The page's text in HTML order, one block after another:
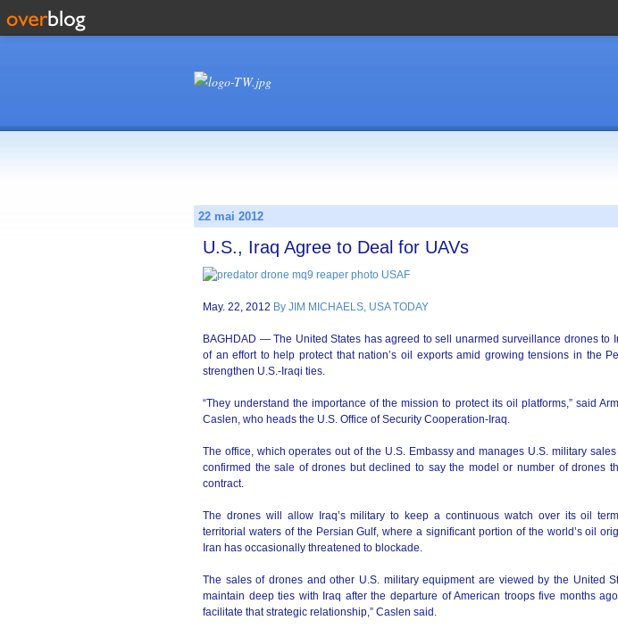
22 mai 2012
U.S., Iraq Agree to Deal for UAVs
May. 22, 2012 By JIM MICHAELS, USA TODAY
BAGHDAD — The United States has agreed to sell unarmed surveillance drones to
of an effort to help protect that nation’s oil exports amid growing tensions in the
strengthen U.S.-Iraqi ties.
“They understand the importance of the mission to protect its oil platforms,” said
Caslen, who heads the U.S. Office of Security Cooperation-Iraq.
The office, which operates out of the U.S. Embassy and manages U.S. military
confirmed the sale of drones but declined to say the model or number of drones
contract.
The drones will allow Iraq’s military to keep a continuous watch over its oil
territorial waters of the Persian Gulf, where a significant portion of the world’s oil
Iran has occasionally threatened to blockade.
The sales of drones and other U.S. military equipment are viewed by the United
maintain deep ties with Iraq after the departure of American troops five months
facilitate that strategic relationship,” Caslen said.